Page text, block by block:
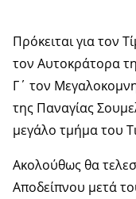
Πρόκειται για τον
τον Αυτοκράτορα
Γ΄ τον
της Παναγίας
μεγάλο τμήμα του
Ακολούθως θα
Αποδείπνου μετά